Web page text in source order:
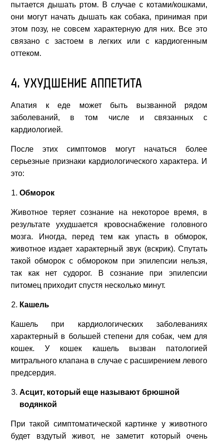
+7(812)429 39 03
+7
(981) 817 26 06
+7(950) 046 66 80
Записаться на прием
Мы на карте:
СПб, пр. Мориса Тореза, д.30
(магазин «Магнит», дальний торец дома, отдельный
ВЕТУСЛУГИ
ЗООТОВАРЫ
ВЕТАПТЕКА
ЦЕНЫ
пытается дышать ртом. В случае с котами/кошками,
они могут начать дышать как собака, принимая при
этом позу, не совсем характерную для них. Все это
связано с застоем в легких или с кардиогенным
оттеком.
4. УХУДШЕНИЕ АППЕТИТА
Апатия к еде может быть вызванной рядом
заболеваний, в том числе и связанных с
кардиологией.
После этих симптомов могут начаться более
серьезные признаки кардиологического характера. И
это:
Обморок
Животное теряет сознание на некоторое время, в
результате ухудшается кровоснабжение головного
мозга. Иногда, перед тем как упасть в обморок,
животное издает характерный звук (вскрик). Спутать
такой обморок с обмороком при эпилепсии нельзя,
так как нет судорог. В сознание при эпилепсии
питомец приходит спустя несколько минут.
Кашель
Кашель при кардиологических заболеваниях
характерный в большей степени для собак, чем для
кошек. У кошек кашель вызван патологией
митрального клапана в случае с расширением левого
предсердия.
Асцит, который еще называют брюшной
водянкой
При такой симптоматической картинке у животного
будет вздутый живот, не заметит который очень